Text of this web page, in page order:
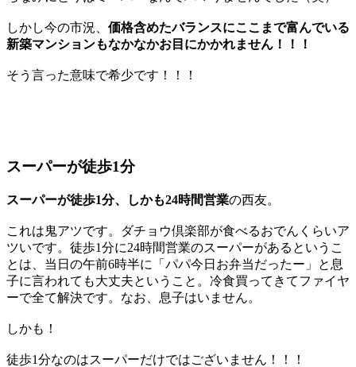
しかし今の市況、 価格含めたバランスにここまで富んでいる
新築マンションもなかなかお目にかかれません！！！
そう言った意味で希少です！！！
スーパーが徒歩1分
スーパーが徒歩1分、しかも24時間営業の西友。
これは鬼アツです。ダチョウ倶楽部が食べるおでんくらいア
ツいです。徒歩1分に24時間営業のスーパーがあるというこ
とは、当日の午前6時半に「パパ今日お弁当だったー」と息
子に言われても大丈夫ということ。冷食買ってきてファイヤ
ーで全て解決です。なお、息子はいません。
しかも！
徒歩1分なのはスーパーだけではございません！！！